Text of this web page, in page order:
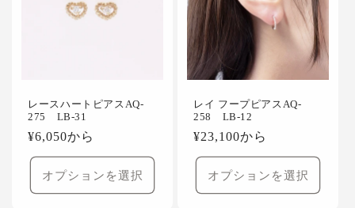
レースハートピアスAQ-
275 LB-31
通
常
格
¥6,050から
オプションを選択
レイ フープピアスAQ-
258 LB-12
通
常
格
¥23,100から
オプションを選択